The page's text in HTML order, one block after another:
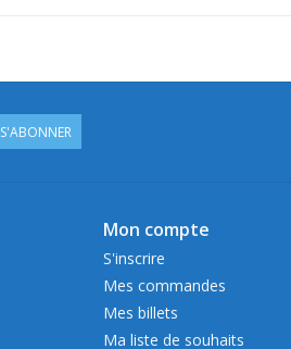
S'ABONNER
Mon compte
S'inscrire
Mes commandes
Mes billets
Ma liste de souhaits